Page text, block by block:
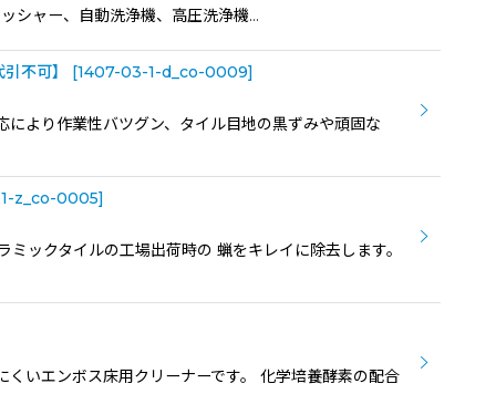
シャー、自動洗浄機、高圧洗浄機…
不可】 [1407-03-1-d_co-0009]
より作業性バツグン、タイル目地の黒ずみや頑固な
z_co-0005]
ックタイルの工場出荷時の 蝋をキレイに除去します。
いエンボス床用クリーナーです。 化学培養酵素の配合